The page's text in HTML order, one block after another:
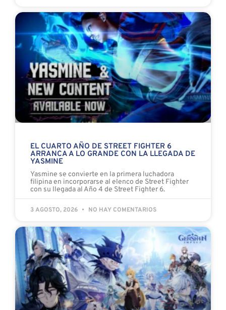
EL CUARTO AÑO DE STREET FIGHTER 6
ARRANCA A LO GRANDE CON LA LLEGADA DE
YASMINE
Yasmine se convierte en la primera luchadora
filipina en incorporarse al elenco de Street Fighter
con su llegada al Año 4 de Street Fighter 6.
3 AGOSTO, 2026 NO HAY COMENTARIOS